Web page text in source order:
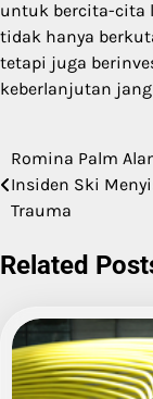
untuk bercita-cita
tidak hanya
tetapi juga
keberlanjutan
Post
navigation
Romina Palm
Insiden Ski
Trauma
Related